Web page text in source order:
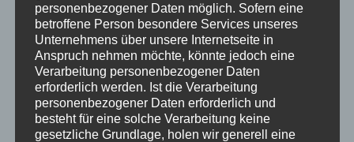
Es gibt noch lange kein entscheidendes Argument für
oder gegen das Fernsehen, einige Experten meinen,
dass wir uns anderen Freizeitbeschäftigungen
zuwenden sollten. Wenn Sie Fernsehen noch immer
entspannend finden, könnten Sie sich doch ein eigenes
Heimkino anschaffen.
personenbezogener Daten möglich. Sofern eine
betroffene Person besondere Services unseres
Unternehmens über unsere Internetseite in
Anspruch nehmen möchte, könnte jedoch eine
Verarbeitung personenbezogener Daten
erforderlich werden. Ist die Verarbeitung
personenbezogener Daten erforderlich und
besteht für eine solche Verarbeitung keine
gesetzliche Grundlage, holen wir generell eine